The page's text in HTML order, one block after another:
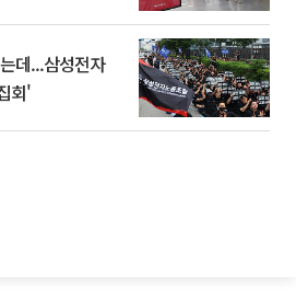
데...삼성전자
회'